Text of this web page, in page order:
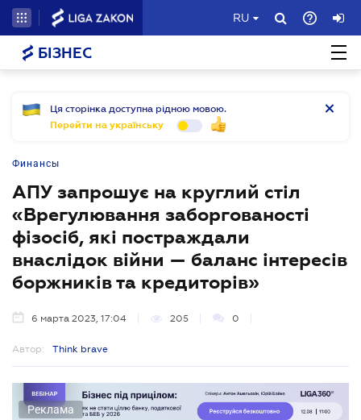
RU
БІЗНЕС
Ця сторінка доступна рідною мовою.
Перейти на українську
Финансы
АПУ запрошує на круглий стіл
«Врегулювання заборгованості
фізосіб, які постраждали
внаслідок війни — баланс інтересів
боржників та кредиторів»
6 марта 2023, 17:04 205 0
Автор: Think brave
Реклама